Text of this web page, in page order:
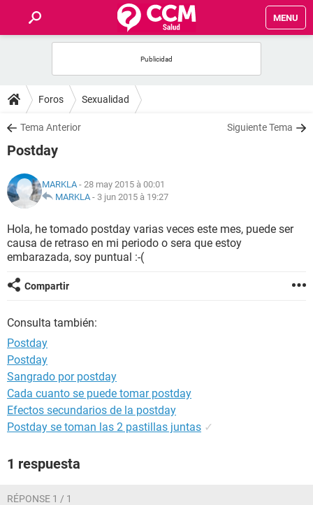
MENU
FORUMS
SALUD
NUTRICIÓN
BIENESTAR
Foros Sexualidad
Tema Anterior Siguiente Tema
Postday
MARKLA- 28 may 2015 à 00:01
MARKLA- 3 jun 2015 à 19:27
Hola, he tomado postday varias veces este mes, puede ser
causa de retraso en mi periodo o sera que estoy
embarazada, soy puntual :-(
Compartir
Consulta también:
Postday
Postday
Sangrado por postday
Cada cuanto se puede tomar postday
Efectos secundarios de la postday
Postday se toman las 2 pastillas juntas ✓
1 respuesta
RÉPONSE 1 / 1